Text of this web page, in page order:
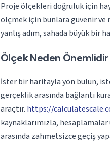
Proje ölçekleri doğruluk için
ölçmek için bunlara güvenir ve
yanlış adım, sahada büyük bir
Ölçek Neden Önemlidir
İster bir haritayla yön bulun,
gerçeklik arasında bağlantı
araçtır. https://
kaynaklarımızla,
arasında zahmetsizce geçiş